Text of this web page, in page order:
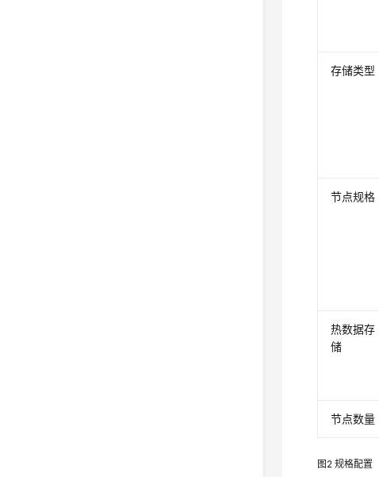
存储类型
节点规格
热数据存
储
节点数量
图2规格配置